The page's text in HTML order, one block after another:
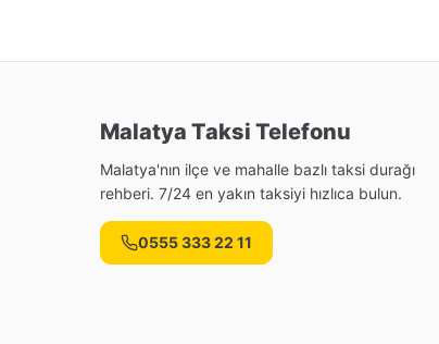
Malatya Taksi Telefonu
Malatya'nın ilçe ve mahalle bazlı taksi durağı
rehberi. 7/24 en yakın taksiyi hızlıca bulun.
0555 333 22 11